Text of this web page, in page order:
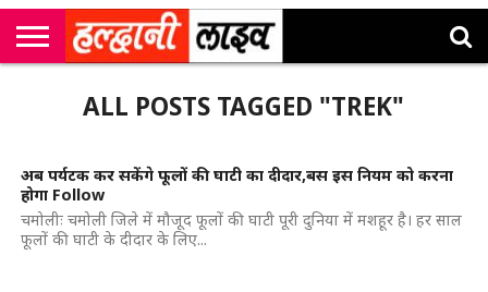
उत्तराखंड
सम्पादकीयALL POSTS TAGGED "TREK"
अब पर्यटक कर सकेंगे फूलों की घाटी का दीदार,बस इस नियम को करना
होगा Follow
चमोलीः चमोली जिले में मौजूद फूलों की घाटी पूरी दुनिया में मशहूर है। हर साल
फूलों की घाटी के दीदार के लिए...